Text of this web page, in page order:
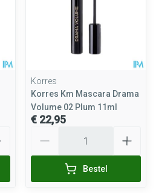
Korres
Korres Km Mascara Drama
Volume 02 Plum 11ml
€ 22,95
Bestel